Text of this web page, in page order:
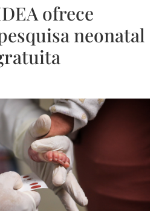
ofrece
neonatal